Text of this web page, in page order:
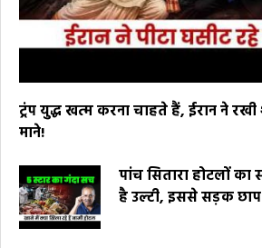
ट्रंप युद्ध खत्म करना चाहते हैं, ईरान ने रखी
माने!
पांच सितारा होटलों
है उल्टी, इससे सड़क